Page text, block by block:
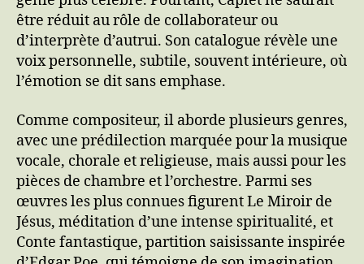
être réduit au rôle de collaborateur ou
d’interprète d’autrui. Son catalogue révèle une
voix personnelle, subtile, souvent intérieure, où
l’émotion se dit sans emphase.
Comme compositeur, il aborde plusieurs genres,
avec une prédilection marquée pour la musique
vocale, chorale et religieuse, mais aussi pour les
pièces de chambre et l’orchestre. Parmi ses
œuvres les plus connues figurent Le Miroir de
Jésus, méditation d’une intense spiritualité, et
Conte fantastique, partition saisissante inspirée